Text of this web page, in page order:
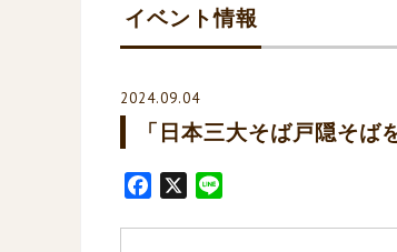
イベント情報
2024.09.04
「日本三大そば戸隠そば